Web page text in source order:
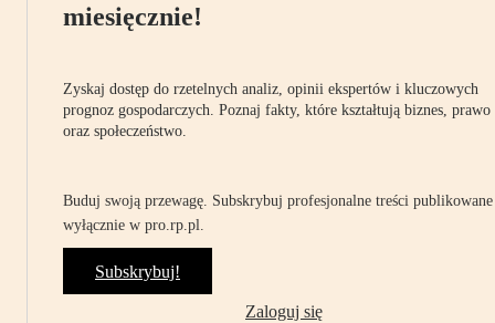
miesięcznie!
Zyskaj dostęp do rzetelnych analiz, opinii ekspertów i kluczowych
prognoz gospodarczych. Poznaj fakty, które kształtują biznes, prawo
oraz społeczeństwo.
Buduj swoją przewagę. Subskrybuj profesjonalne treści publikowane
wyłącznie w pro.rp.pl.
Subskrybuj!
Zaloguj się